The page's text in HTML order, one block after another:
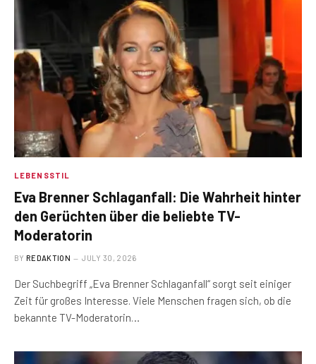
LEBENSSTIL
Eva Brenner Schlaganfall: Die Wahrheit hinter
den Gerüchten über die beliebte TV-
Moderatorin
BY REDAKTION JULY 30, 2026
Der Suchbegriff „Eva Brenner Schlaganfall“ sorgt seit einiger
Zeit für großes Interesse. Viele Menschen fragen sich, ob die
bekannte TV-Moderatorin…